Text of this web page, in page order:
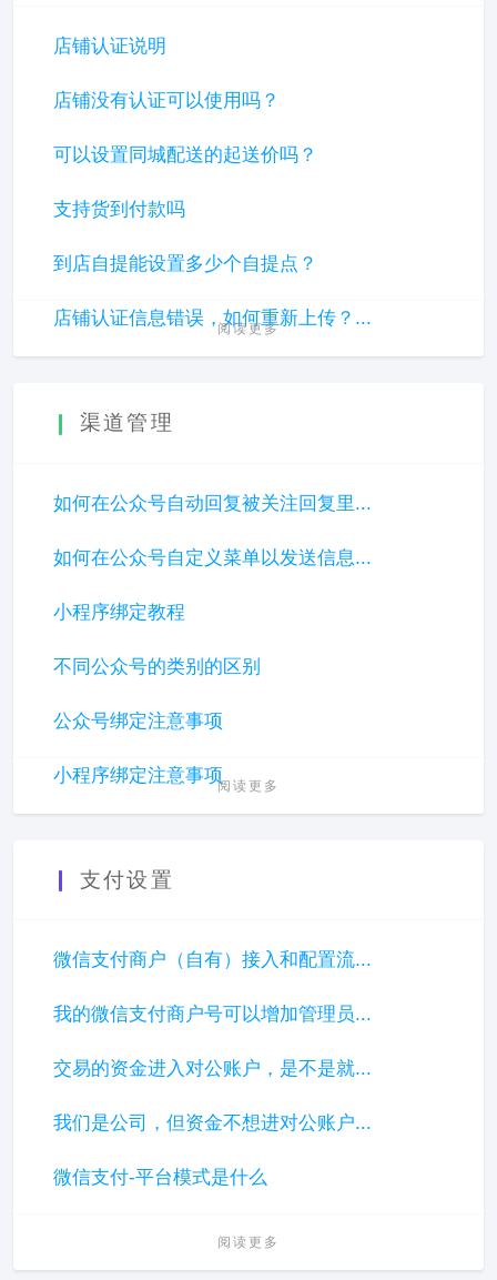
店铺认证说明
店铺没有认证可以使用吗？
可以设置同城配送的起送价吗？
支持货到付款吗
到店自提能设置多少个自提点？
店铺认证信息错误，如何重新上传？...
阅读更多
渠道管理
如何在公众号自动回复被关注回复里...
如何在公众号自定义菜单以发送信息...
小程序绑定教程
不同公众号的类别的区别
公众号绑定注意事项
小程序绑定注意事项阅读更多
支付设置
微信支付商户（自有）接入和配置流...
我的微信支付商户号可以增加管理员...
交易的资金进入对公账户，是不是就...
我们是公司，但资金不想进对公账户...
微信支付-平台模式是什么
阅读更多